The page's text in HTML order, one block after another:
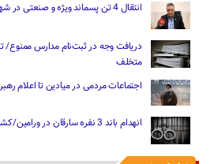
انتقال 4 تن پسماند ویژه و صنعتی در شهرستان بهارستان
متخلف
اجتماعات مردمی در میادین تا اعلام
انهدام باند 3 نفره سارقان در ورامین/کشف 17 فقره سرقت